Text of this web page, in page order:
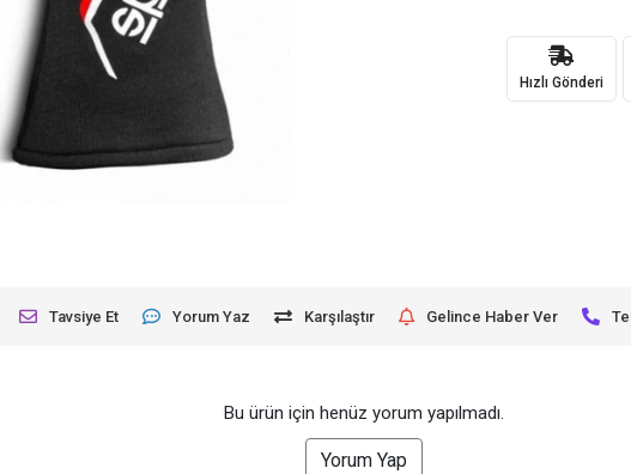
Hızlı Gönderi
Tavsiye Et Yorum Yaz Karşılaştır Gelince Haber Ver
Bu ürün için henüz yorum yapılmadı.
Yorum Yap